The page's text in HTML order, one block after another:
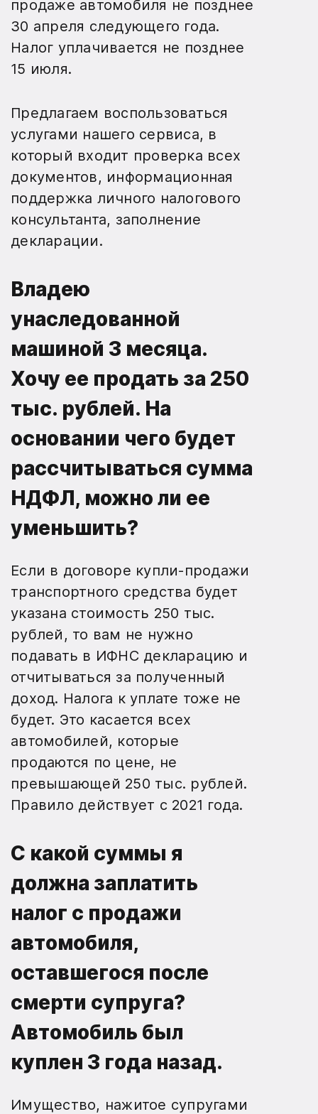
продаже автомобиля не позднее
30 апреля следующего года.
Налог уплачивается не позднее
15 июля.
Предлагаем воспользоваться
услугами нашего сервиса, в
который входит проверка всех
документов, информационная
поддержка личного налогового
консультанта, заполнение
декларации.
Владею
унаследованной
машиной 3 месяца.
Хочу ее продать за 250
тыс. рублей. На
основании чего будет
рассчитываться сумма
НДФЛ, можно ли ее
уменьшить?
Если в договоре купли-продажи
транспортного средства будет
указана стоимость 250 тыс.
рублей, то вам не нужно
подавать в ИФНС декларацию и
отчитываться за полученный
доход. Налога к уплате тоже не
будет. Это касается всех
автомобилей, которые
продаются по цене, не
превышающей 250 тыс. рублей.
Правило действует с 2021 года.
С какой суммы я
должна заплатить
налог с продажи
автомобиля,
оставшегося после
смерти супруга?
Автомобиль был
куплен 3 года назад.
Имущество, нажитое супругами